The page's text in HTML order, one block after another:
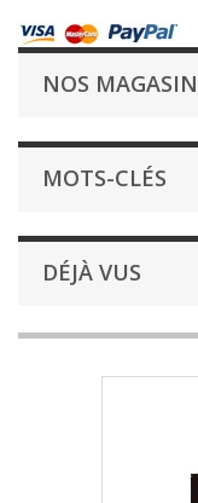
NOS
MOTS-CLÉS
DÉJÀ VUS